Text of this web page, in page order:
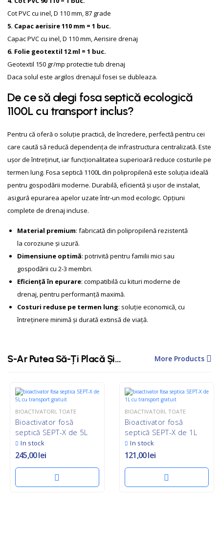
Cot PVC cu inel, D 110 mm, 87 grade
5. Capac aerisire 110 mm = 1 buc.
Capac PVC cu inel, D 110 mm, Aerisire drenaj
6. Folie geotextil 12 ml = 1 buc.
Geotextil 150 gr/mp protectie tub drenaj
Daca solul este argilos drenajul fosei se dubleaza.
De ce să alegi fosa septică ecologică
1100L cu transport inclus?
Pentru că oferă o soluție practică, de încredere, perfectă pentru cei
care caută să reducă dependența de infrastructura centralizată. Este
ușor de întreținut, iar funcționalitatea superioară reduce costurile pe
termen lung. Fosa septică 1100L din polipropilenă este soluția ideală
pentru gospodării moderne. Durabilă, eficientă și ușor de instalat,
asigură epurarea apelor uzate într-un mod ecologic. Opțiuni
complete de drenaj incluse.
Material premium: fabricată din polipropilenă rezistentă
la coroziune și uzură.
Dimensiune optimă: potrivită pentru familii mici sau
gospodării cu 2-3 membri.
Eficiență în epurare: compatibilă cu kituri moderne de
drenaj, pentru performanță maximă.
Costuri reduse pe termen lung: soluție economică, cu
întreținere minimă și durată extinsă de viață.
S-Ar Putea Să-Ți Placă Și… More Products
BIOACTIVATORI, TOATE
Bioactivator fosă
septică SEPT-X de 5L
In stock
245,00lei
BIOACTIVATORI, TOATE
Bioactivator fosă
septică SEPT-X de 1L
In stock
121,00lei